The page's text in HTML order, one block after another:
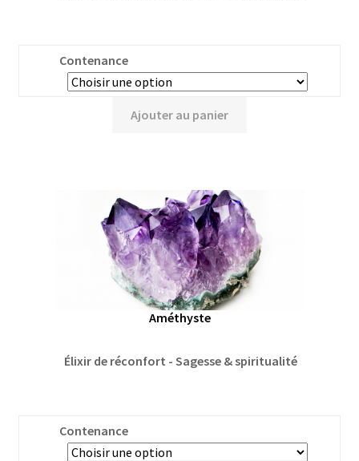
Contenance
Ajouter au panier
Améthyste
Élixir de réconfort - Sagesse & spiritualité
Contenance